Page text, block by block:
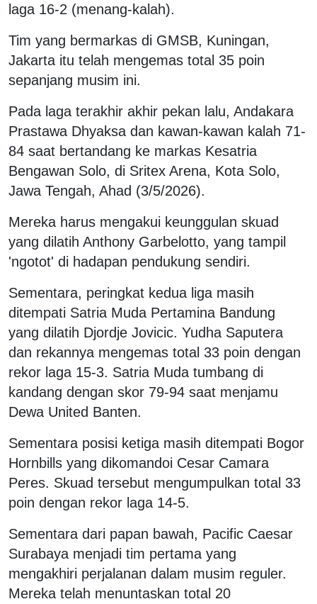
laga 16-2 (menang-kalah).
Tim yang bermarkas di GMSB, Kuningan,
Jakarta itu telah mengemas total 35 poin
sepanjang musim ini.
Pada laga terakhir akhir pekan lalu, Andakara
Prastawa Dhyaksa dan kawan-kawan kalah 71-
84 saat bertandang ke markas Kesatria
Bengawan Solo, di Sritex Arena, Kota Solo,
Jawa Tengah, Ahad (3/5/2026).
Mereka harus mengakui keunggulan skuad
yang dilatih Anthony Garbelotto, yang tampil
'ngotot' di hadapan pendukung sendiri.
Sementara, peringkat kedua liga masih
ditempati Satria Muda Pertamina Bandung
yang dilatih Djordje Jovicic. Yudha Saputera
dan rekannya mengemas total 33 poin dengan
rekor laga 15-3. Satria Muda tumbang di
kandang dengan skor 79-94 saat menjamu
Dewa United Banten.
Sementara posisi ketiga masih ditempati Bogor
Hornbills yang dikomandoi Cesar Camara
Peres. Skuad tersebut mengumpulkan total 33
poin dengan rekor laga 14-5.
Sementara dari papan bawah, Pacific Caesar
Surabaya menjadi tim pertama yang
mengakhiri perjalanan dalam musim reguler.
Mereka telah menuntaskan total 20